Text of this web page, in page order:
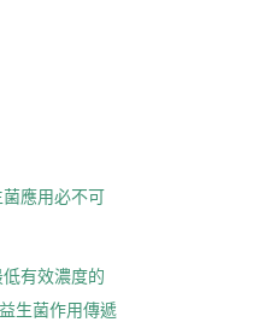
應用必不可
有效濃度的
生菌作用傳遞